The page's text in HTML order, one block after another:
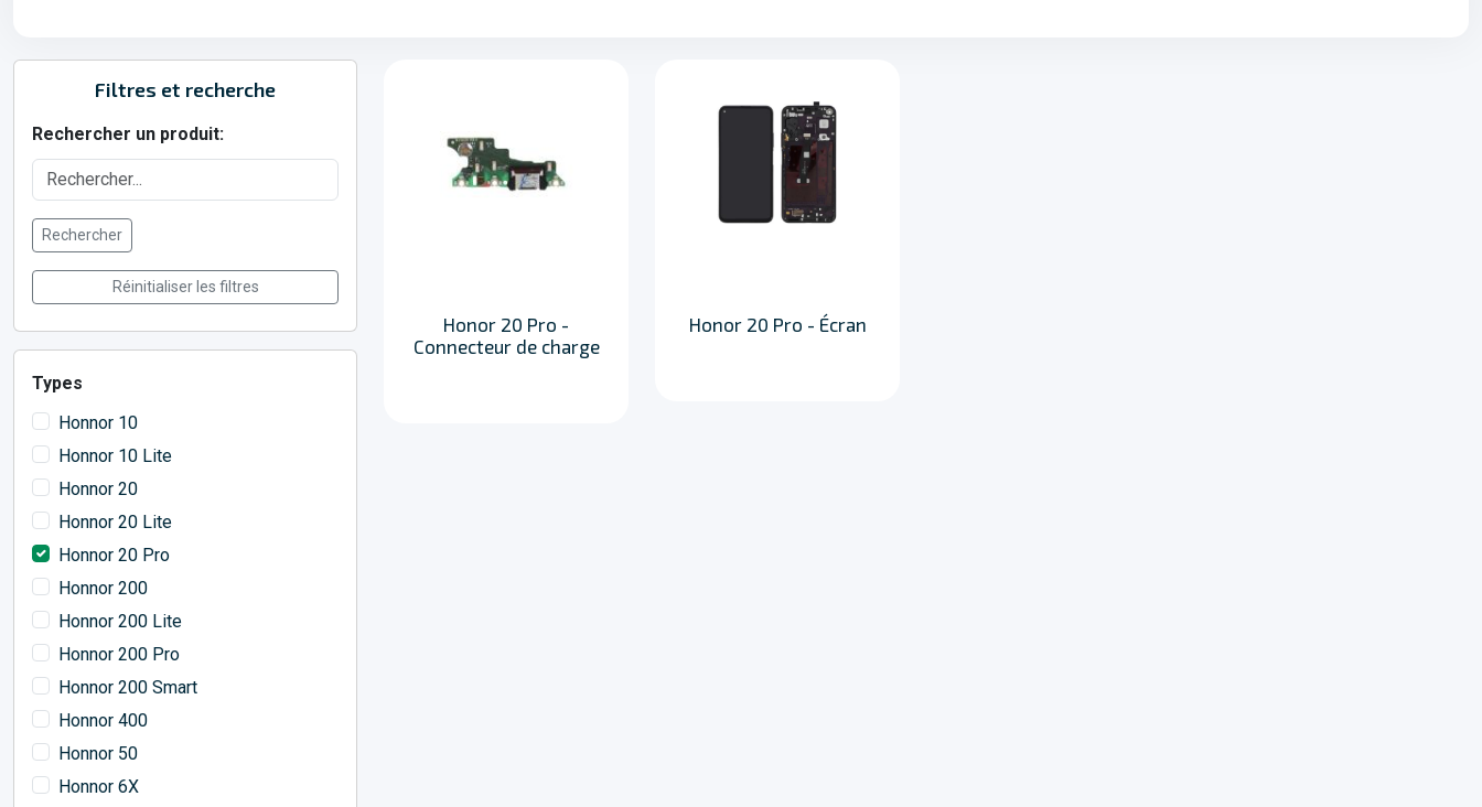
Filtres et recherche
Rechercher un produit:
Rechercher
Réinitialiser les filtres
Types
Honnor 10
Honnor 10 Lite
Honnor 20
Honnor 20 Lite
Honnor 20 Pro
Honnor 200
Honnor 200 Lite
Honnor 200 Pro
Honnor 200 Smart
Honnor 400
Honnor 50
Honnor 6X
Honor 20 Pro -
Connecteur de charge
Honor 20 Pro - Écran